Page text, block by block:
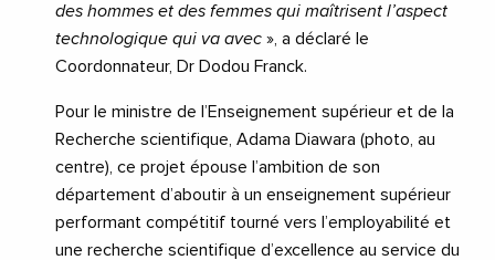
des hommes et des femmes qui maîtrisent l’aspect
technologique qui va avec », a déclaré le
Coordonnateur, Dr Dodou Franck.
Pour le ministre de l’Enseignement supérieur et de la
Recherche scientifique, Adama Diawara (photo, au
centre), ce projet épouse l’ambition de son
département d’aboutir à un enseignement supérieur
performant compétitif tourné vers l’employabilité et
une recherche scientifique d’excellence au service du